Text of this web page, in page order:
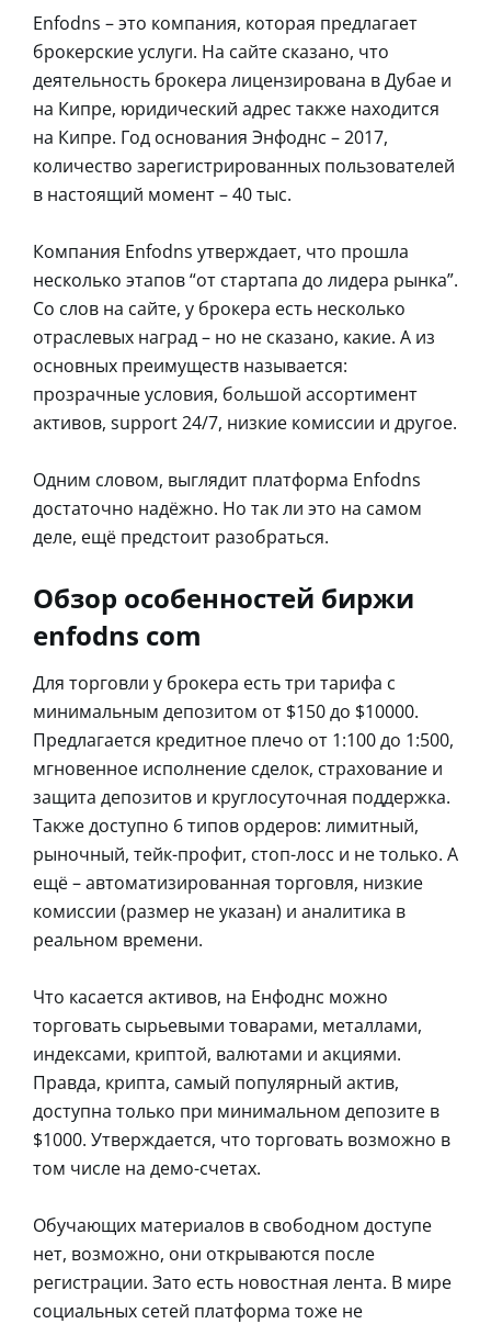
Enfodns – это компания, которая предлагает
брокерские услуги. На сайте сказано, что
деятельность брокера лицензирована в Дубае и
на Кипре, юридический адрес также находится
на Кипре. Год основания Энфоднс – 2017,
количество зарегистрированных пользователей
в настоящий момент – 40 тыс.
Компания Enfodns утверждает, что прошла
несколько этапов “от стартапа до лидера рынка”.
Со слов на сайте, у брокера есть несколько
отраслевых наград – но не сказано, какие. А из
основных преимуществ называется:
прозрачные условия, большой ассортимент
активов, support 24/7, низкие комиссии и другое.
Одним словом, выглядит платформа Enfodns
достаточно надёжно. Но так ли это на самом
деле, ещё предстоит разобраться.
Обзор особенностей биржи
enfodns com
Для торговли у брокера есть три тарифа с
минимальным депозитом от $150 до $10000.
Предлагается кредитное плечо от 1:100 до 1:500,
мгновенное исполнение сделок, страхование и
защита депозитов и круглосуточная поддержка.
Также доступно 6 типов ордеров: лимитный,
рыночный, тейк-профит, стоп-лосс и не только. А
ещё – автоматизированная торговля, низкие
комиссии (размер не указан) и аналитика в
реальном времени.
Что касается активов, на Енфоднс можно
торговать сырьевыми товарами, металлами,
индексами, криптой, валютами и акциями.
Правда, крипта, самый популярный актив,
доступна только при минимальном депозите в
$1000. Утверждается, что торговать возможно в
том числе на демо-счетах.
Обучающих материалов в свободном доступе
нет, возможно, они открываются после
регистрации. Зато есть новостная лента. В мире
социальных сетей платформа тоже не